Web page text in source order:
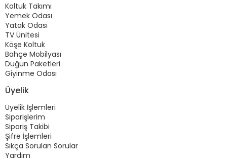
Koltuk Takımı
Yemek Odası
Yatak Odası
TV Ünitesi
Köşe Koltuk
Bahçe Mobilyası
Düğün Paketleri
Giyinme Odası
Üyelik
Üyelik İşlemleri
Siparişlerim
Sipariş Takibi
Şifre İşlemleri
Sıkça Sorulan Sorular
Yardım